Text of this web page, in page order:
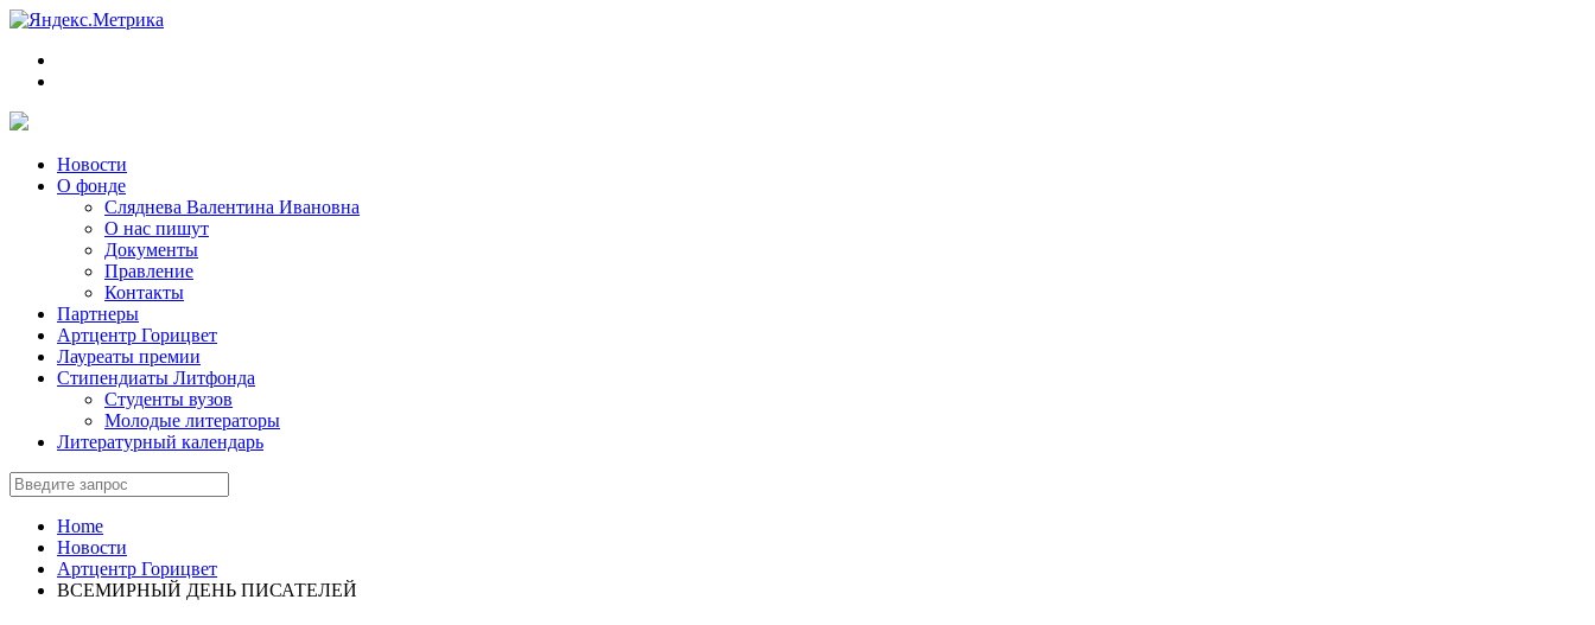
Новости
О фонде
Сляднева Валентина Ивановна
О нас пишут
Документы
Правление
Контакты
Партнеры
Артцентр Горицвет
Лауреаты премии
Стипендиаты Литфонда
Студенты вузов
Молодые литераторы
Литературный календарь
Home
Новости
Артцентр Горицвет
ВСЕМИРНЫЙ ДЕНЬ ПИСАТЕЛЕЙ